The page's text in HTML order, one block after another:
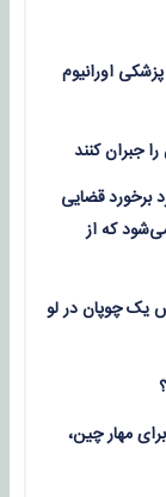
اورانیوم
برخورد قضایی
که از
یک چوپان در لو
مهار چین،